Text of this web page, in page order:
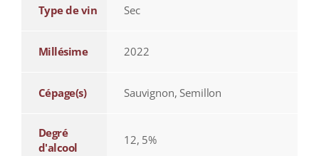
Type de vin Sec
Millésime 2022
Cépage(s) Sauvignon, Semillon
Degré
d'alcool
12, 5%